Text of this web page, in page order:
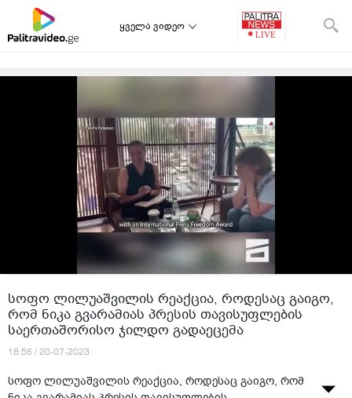
ყველა ვიდეო
სოფო ლილუაშვილის რეაქცია, როდესაც გაიგო,
რომ ნიკა გვარამიას პრესის თავისუფლების
საერთაშორისო ჯილდო გადაეცემა
18:56 / 20-07-2023
სოფო ლილუაშვილის რეაქცია, როდესაც გაიგო, რომ